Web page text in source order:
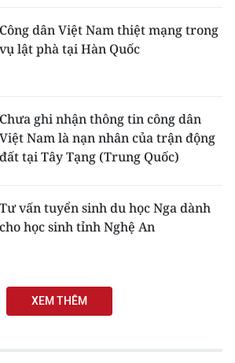
Công dân Việt Nam thiệt mạng trong
vụ lật phà tại Hàn Quốc
Chưa ghi nhận thông tin công dân
Việt Nam là nạn nhân của trận động
đất tại Tây Tạng (Trung Quốc)
Tư vấn tuyển sinh du học Nga dành
cho học sinh tỉnh Nghệ An
XEM THÊM